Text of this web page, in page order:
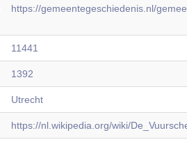
https://gemeentegeschiedenis.nl/
11441
1392
Utrecht
https://nl.wikipedia.org/wiki/